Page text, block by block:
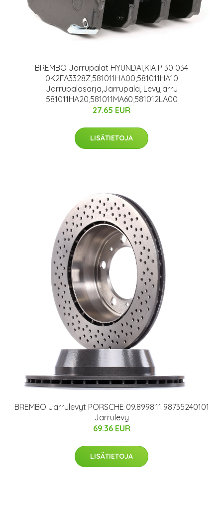
BREMBO Jarrupalat HYUNDAI,KIA P 30 034
0K2FA3328Z,581011HA00,581011HA10
Jarrupalasarja,Jarrupala, Levyjarru
581011HA20,581011MA60,581012LA00
27.65 EUR
LISÄTIETOJA
BREMBO Jarrulevyt PORSCHE 09.8998.11 98735240101
Jarrulevy
69.36 EUR
LISÄTIETOJA